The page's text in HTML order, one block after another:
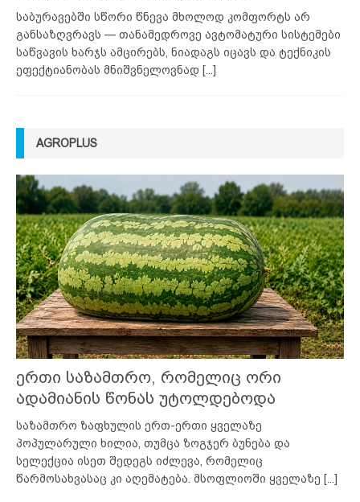
საბურავებში სწორი წნევა მხოლოდ კომფორტს არ
განსაზღვრავს — თანამედროვე ავტომატური სისტემები
საწვავის ხარჯს ამცირებს, ნიადაგს იცავს და ტექნიკის
ეფექტიანობას მნიშვნელოვნად [...]
AGROPLUS
ერთი საზამთრო, რომელიც ორი
ადამიანის წონას უტოლდებოდა
საზამთრო ზაფხულის ერთ-ერთი ყველაზე
პოპულარული ხილია, თუმცა ზოგჯერ ბუნება და
სელექცია ისეთ შედეგს იძლევა, რომელიც
წარმოსახვასაც კი აღემატება. მსოფლიოში ყველაზე [...]